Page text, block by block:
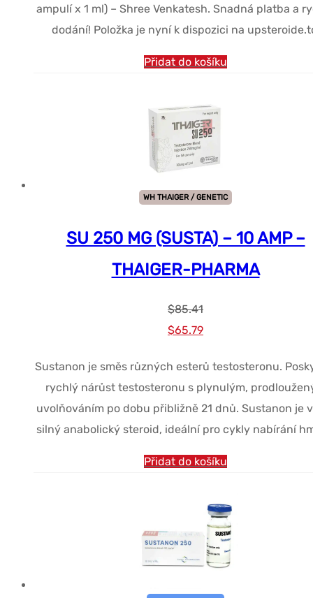
$80.79. $38.09.
ampulí x 1 ml) – Shree Venkatesh. Snadná platba a
dodání! Položka je nyní k dispozici na
Přidat do košíku
WH THAIGER / GENETIC
SU 250 MG (SUSTA) – 10 AMP –
THAIGER-PHARMA
$85.41
Původní
byla:
$85.41.
$65.79Současná
je:
$65.79.
Sustanon je směs různých esterů testosteronu.
rychlý nárůst testosteronu s plynulým,
uvolňováním po dobu přibližně 21 dnů. Sustanon je
silný anabolický steroid, ideální pro cykly nabírání
Přidat do košíku